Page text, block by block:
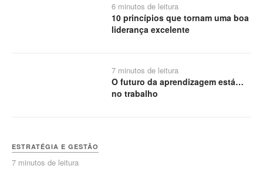
6 minutos de leitura
10 princípios que tornam uma boa
liderança excelente
7 minutos de leitura
O futuro da aprendizagem está…
no trabalho
ESTRATÉGIA E GESTÃO
7 minutos de leitura